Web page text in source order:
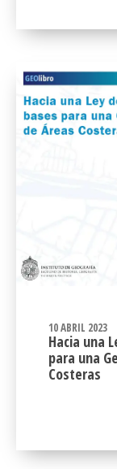
10 ABRIL 2023
Hacia una
para una
Costeras